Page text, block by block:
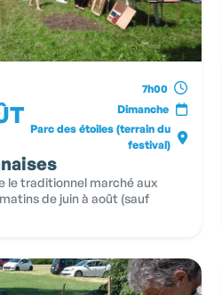
7h00
Dimanche
Parc des étoiles (terrain du
festival)
le traditionnel marché aux
de juin à août (sauf